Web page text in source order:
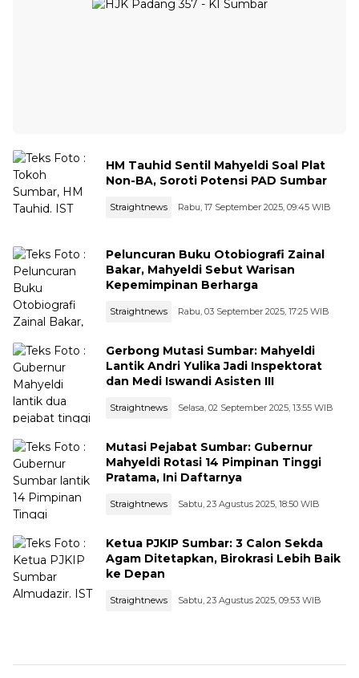
HM Tauhid Sentil Mahyeldi Soal Plat
Non-BA, Soroti Potensi PAD Sumbar
Straightnews Rabu, 17 September 2025, 09:45 WIB
Peluncuran Buku Otobiografi Zainal
Bakar, Mahyeldi Sebut Warisan
Kepemimpinan Berharga
Straightnews Rabu, 03 September 2025, 17:25 WIB
Gerbong Mutasi Sumbar: Mahyeldi
Lantik Andri Yulika Jadi Inspektorat
dan Medi Iswandi Asisten III
Straightnews Selasa, 02 September 2025, 13:55 WIB
Mutasi Pejabat Sumbar: Gubernur
Mahyeldi Rotasi 14 Pimpinan Tinggi
Pratama, Ini Daftarnya
Straightnews Sabtu, 23 Agustus 2025, 18:50 WIB
Ketua PJKIP Sumbar: 3 Calon Sekda
Agam Ditetapkan, Birokrasi Lebih Baik
ke Depan
Straightnews Sabtu, 23 Agustus 2025, 09:53 WIB